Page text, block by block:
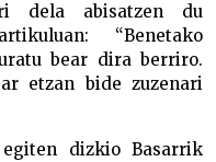
dela abisatzen du
“Benetako
bear dira berriro.
etzan bide zuzenari
dizkio Basarrik